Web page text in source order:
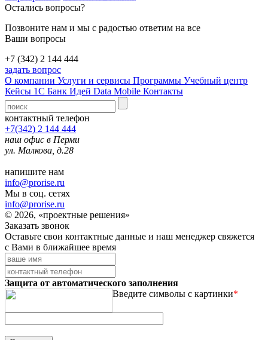
Остались вопросы?
Позвоните нам и мы с радостью ответим на все
Ваши вопросы
+7 (342) 2 144 444
задать вопрос
О компании Услуги и сервисы Программы Учебный центр
Кейсы 1С Банк Идей Data Mobile Контакты
контактный телефон
+7(342) 2 144 444
наш офис в Перми
ул. Малкова, д.28
напишите нам
info@prorise.ru
Мы в соц. сетях
info@prorise.ru
© 2026, «проектные решения»
Заказать звонок
Оставьте свои контактные данные и наш менеджер свяжется
с Вами в ближайшее время
Защита от автоматического заполнения
Введите символы с картинки*